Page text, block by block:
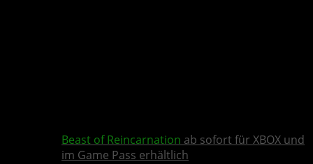
Beast of Reincarnation ab sofort für XBOX und
im Game Pass erhältlich